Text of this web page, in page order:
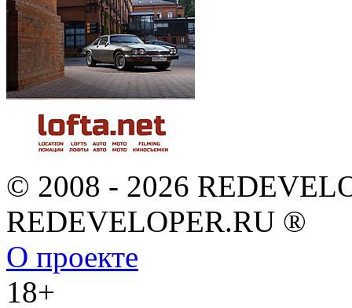
© 2008 - 2026
REDEVELOPER.RU ®
О проекте
18+